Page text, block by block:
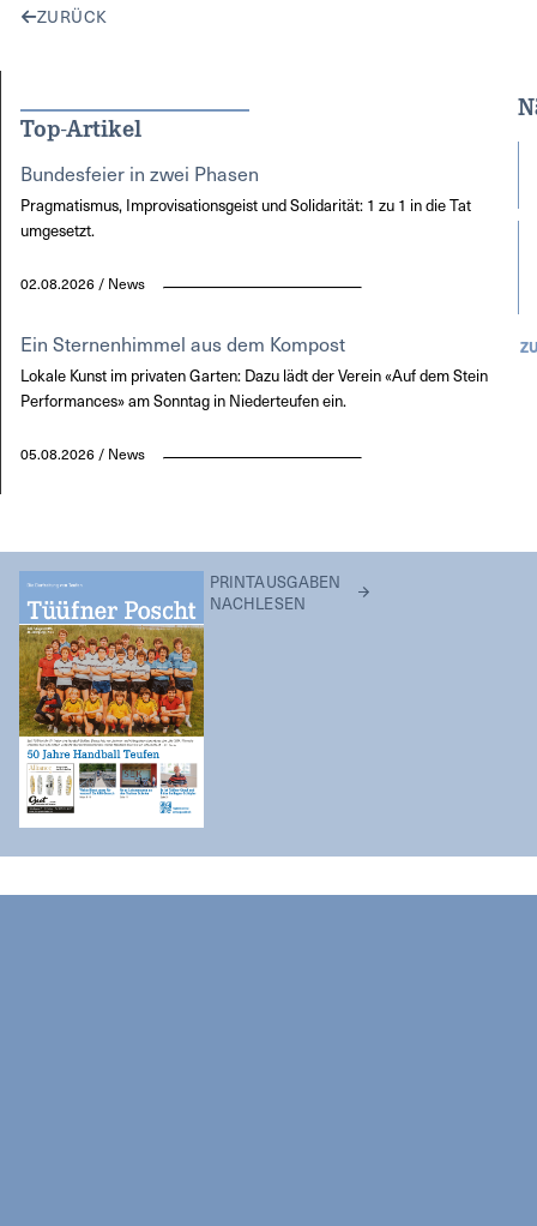
ZURÜCK
Top-Artikel
Bundesfeier in zwei Phasen
Pragmatismus, Improvisationsgeist und Solidarität: 1 zu 1 in die Tat
umgesetzt.
02.08.2026 / News
Ein Sternenhimmel aus dem Kompost
Lokale Kunst im privaten Garten: Dazu lädt der Verein «Auf dem Stein
Performances» am Sonntag in Niederteufen ein.
05.08.2026 / News
PRINTAUSGABEN
NACHLESEN